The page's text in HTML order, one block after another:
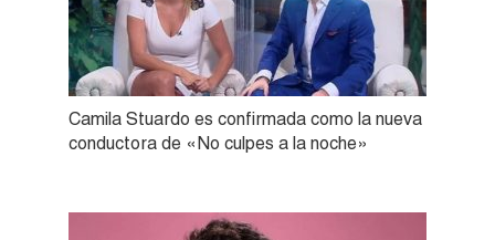
Camila Stuardo es confirmada como la nueva
conductora de «No culpes a la noche»